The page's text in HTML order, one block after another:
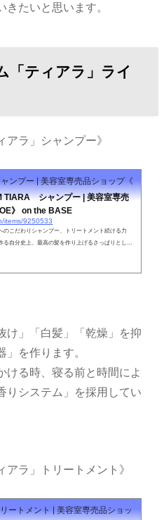
たいと思います。
「ティアラ」ライ
アラ」シャンプー》
ンプー | 美容室専売品ショップ《
TIARA シャンプー | 美容室専売
》 on the BASE
items/9250533
のこだわりシャンプー、トリートメント続ける力
る自分史上、最高の髪を作り上げるさっぱりとした
いため洗っても効果が持続する。ヘアカラーやパー
。紫外線を吸収してくれる。やれ...
け」「白髪」「乾燥」を抑
」を作ります。
ける時、寝る前と時間によ
りシステム」を採用してい
アラ」トリートメント》
ートメント | 美容室専売品ショップ《